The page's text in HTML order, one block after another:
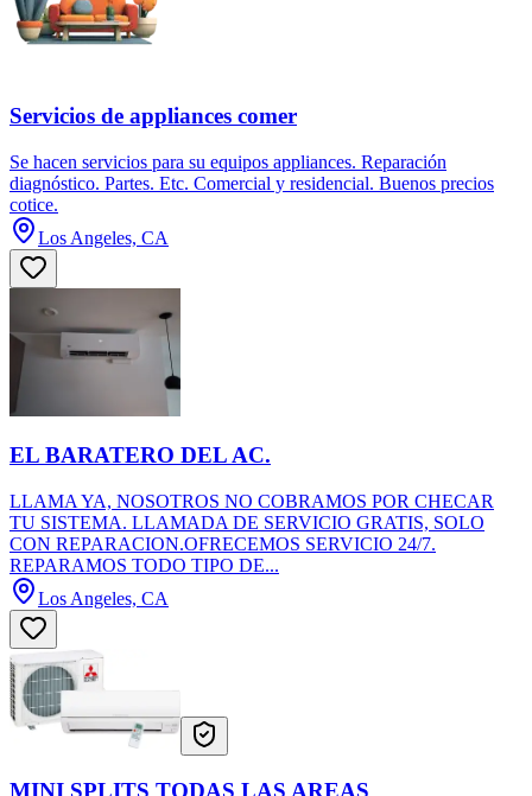
Servicios de appliances comer
Se hacen servicios para su equipos appliances. Reparación
diagnóstico. Partes. Etc. Comercial y residencial. Buenos precios
cotice.
Los Angeles, CA
EL BARATERO DEL AC.
LLAMA YA, NOSOTROS NO COBRAMOS POR CHECAR
TU SISTEMA. LLAMADA DE SERVICIO GRATIS, SOLO
CON REPARACION.OFRECEMOS SERVICIO 24/7.
REPARAMOS TODO TIPO DE...
Los Angeles, CA
MINI SPLITS TODAS LAS AREAS